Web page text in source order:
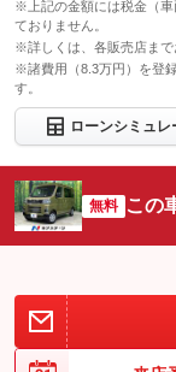
※上記の金額には税金（
ておりません。
※詳しくは、各販売店まで
※諸費用（8.3万円）を登
す。
ローンシミュレ
無料 この